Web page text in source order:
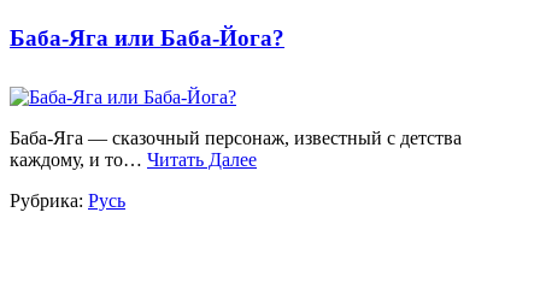
Баба-Яга или Баба-Йога?
Баба-Яга — сказочный персонаж, известный с детства
каждому, и то… Читать Далее
Рубрика: Русь